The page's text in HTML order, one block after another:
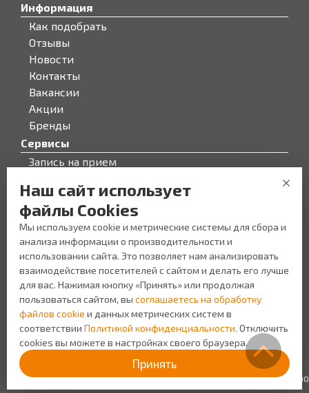
Информация
Как подобрать
Отзывы
Новости
Контакты
Вакансии
Акции
Бренды
Сервисы
Запись на прием
О компании
О компании
Персонал
Новости
Прайс-лист на услуги
Уголок потребителя
Создание сайта Space App
Политика
конфиденциальности
ИП Шляхтинцев Н.В. ИНН: 645110566400
Наш сайт использует
файлы Cookies
Мы используем cookie и метрические системы для сбора и
анализа информации о производительности и
использовании сайта. Это позволяет нам анализировать
взаимодействие посетителей с сайтом и делать его лучше
для вас. Нажимая кнопку «Принять» или продолжая
пользоваться сайтом, вы соглашаетесь на обработку
файлов cookie и данных метрических систем в
соответствии Политикой конфиденциальности. Отключить
cookies вы можете в настройках своего браузера.
Принять